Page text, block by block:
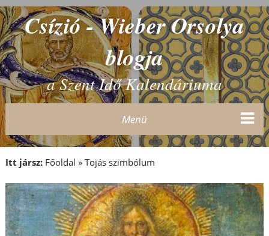
Csízió - Wieber Orsolya
blogja
a Szent Idő Kalendáriuma
Menü
Itt jársz: Főoldal » Tojás szimbólum